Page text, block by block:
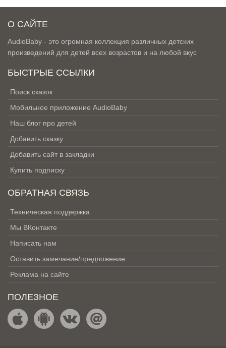
О САЙТЕ
AudioBaby - это огромная коллекция различных детских
произведений для детей всех возрастов и на любой вкус
БЫСТРЫЕ ССЫЛКИ
Поиск сказок
Мобильное приложение AudioBaby
Наш блог про детей
Добавить сказку
Добавить сайт в закладки
Купить подписку
ОБРАТНАЯ СВЯЗЬ
Техническая поддержка
Мы ВКонтакте
Написать нам
Оставить замечание/предложение
Реклама на сайте
ПОЛЕЗНОЕ